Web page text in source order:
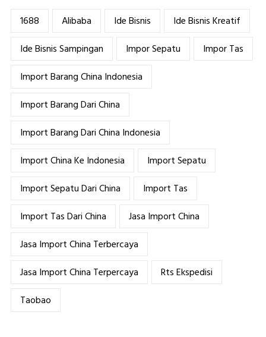
1688 Alibaba Ide Bisnis
Ide Bisnis Kreatif
Ide Bisnis Sampingan
Impor Sepatu
Impor Tas
Import Barang China Indonesia
Import Barang Dari China
Import Barang Dari China Indonesia
Import China Ke Indonesia
Import Sepatu
Import Sepatu Dari China
Import Tas
Import Tas Dari China
Jasa Import China
Jasa Import China Terbercaya
Jasa Import China Terpercaya
Rts Ekspedisi
Taobao